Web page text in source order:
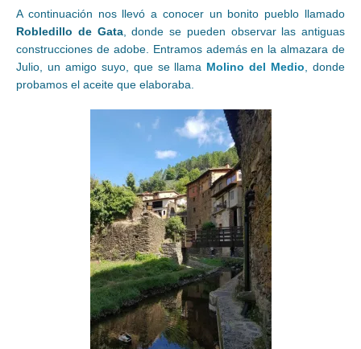
A continuación nos llevó a conocer un bonito pueblo llamado
Robledillo de Gata, donde se pueden observar las antiguas
construcciones de adobe. Entramos además en la almazara de
Julio, un amigo suyo, que se llama Molino del Medio, donde
probamos el aceite que elaboraba.